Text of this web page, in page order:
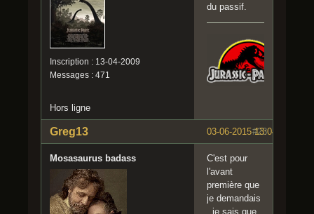
Inscription : 13-04-2009
Messages : 471
du passif.
Hors ligne
#23
03-06-2015 13:04:55
Greg13
Mosasaurus badass
C'est pour
l'avant
première que
je demandais
, je sais que